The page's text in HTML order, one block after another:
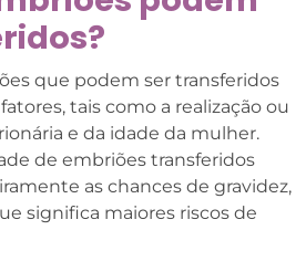
que podem ser transferidos
tais como a realização ou
e da idade da mulher.
de embriões transferidos
as chances de gravidez,
significa maiores riscos de